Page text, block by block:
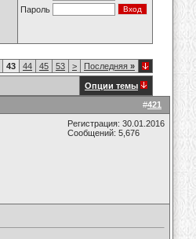
Пароль
43 44 45 53 > Последняя »
Опции темы
#421
Регистрация: 30.01.2016
Сообщений: 5,676